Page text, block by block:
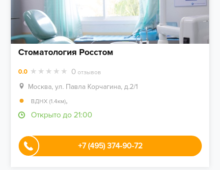
Стоматология Росстом
0.0 0 отзывов
Москва, ул. Павла Корчагина, д.2/1
ВДНХ (1.4км),
Открыто до 21:00
+7 (495) 374-90-72